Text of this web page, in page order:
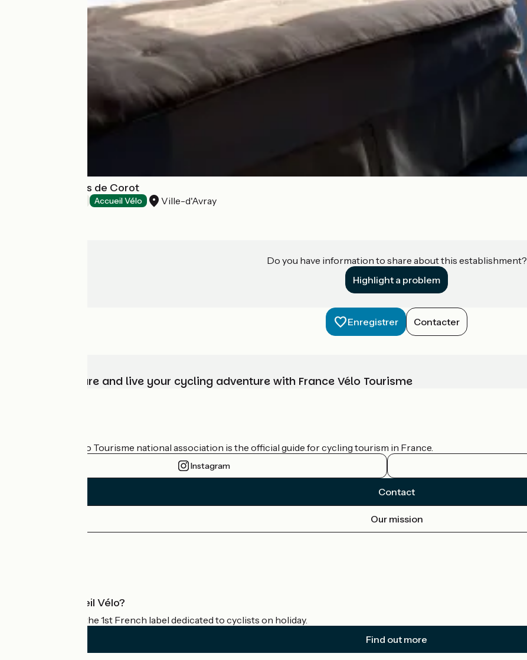
Hôtel Les Etangs de Corot
Accueil Vélo Ville-d'Avray
Do you have information to share about this establishment?
Highlight a problem
Enregistrer Contacter
Choose, prepare and live your cycling adventure with France Vélo Tourisme
The France Vélo Tourisme national association is the official guide for cycling tourism in France.
Instagram
Contact
Our mission
What is Accueil Vélo?
Accueil Vélo is the 1st French label dedicated to cyclists on holiday.
Find out more